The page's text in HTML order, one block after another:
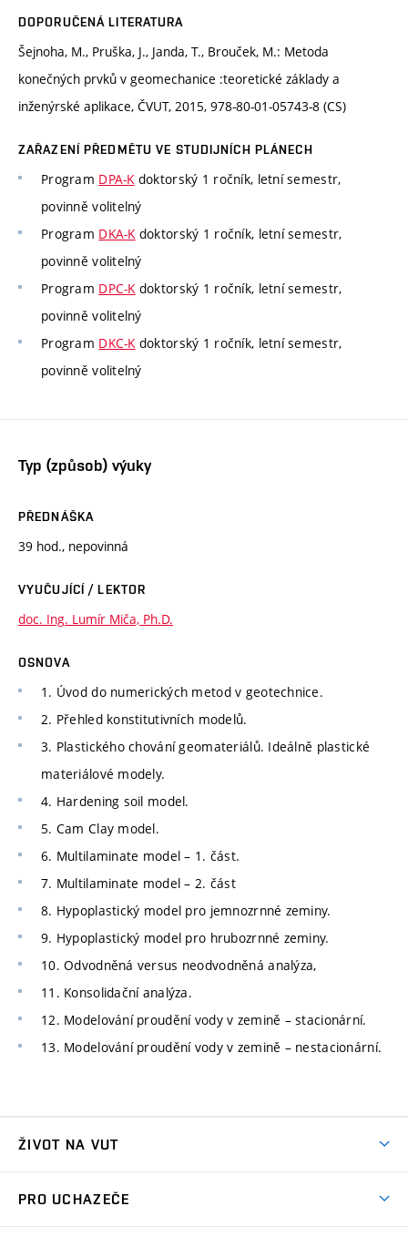
DOPORUČENÁ LITERATURA
Šejnoha, M., Pruška, J., Janda, T., Brouček, M.: Metoda
konečných prvků v geomechanice :teoretické základy a
inženýrské aplikace, ČVUT, 2015, 978-80-01-05743-8 (CS)
ZAŘAZENÍ PŘEDMĚTU VE STUDIJNÍCH PLÁNECH
Program DPA-Kdoktorský 1 ročník, letní semestr,
povinně volitelný
Program DKA-Kdoktorský 1 ročník, letní semestr,
povinně volitelný
Program DPC-Kdoktorský 1 ročník, letní semestr,
povinně volitelný
Program DKC-Kdoktorský 1 ročník, letní semestr,
povinně volitelný
Typ (způsob) výuky
PŘEDNÁŠKA
39 hod., nepovinná
VYUČUJÍCÍ / LEKTOR
doc. Ing. Lumír Miča, Ph.D.
OSNOVA
1. Úvod do numerických metod v geotechnice.
2. Přehled konstitutivních modelů.
3. Plastického chování geomateriálů. Ideálně plastické
materiálové modely.
4. Hardening soil model.
5. Cam Clay model.
6. Multilaminate model – 1. část.
7. Multilaminate model – 2. část
8. Hypoplastický model pro jemnozrnné zeminy.
9. Hypoplastický model pro hrubozrnné zeminy.
10. Odvodněná versus neodvodněná analýza,
11. Konsolidační analýza.
12. Modelování proudění vody v zemině – stacionární.
13. Modelování proudění vody v zemině – nestacionární.
ŽIVOT NA VUT
PRO UCHAZEČE